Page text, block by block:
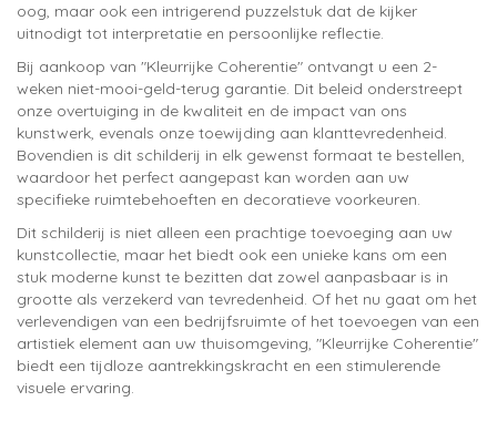
oog, maar ook een intrigerend puzzelstuk dat de kijker
uitnodigt tot interpretatie en persoonlijke reflectie.
Bij aankoop van "Kleurrijke Coherentie" ontvangt u een 2-
weken niet-mooi-geld-terug garantie. Dit beleid onderstreept
onze overtuiging in de kwaliteit en de impact van ons
kunstwerk, evenals onze toewijding aan klanttevredenheid.
Bovendien is dit schilderij in elk gewenst formaat te bestellen,
waardoor het perfect aangepast kan worden aan uw
specifieke ruimtebehoeften en decoratieve voorkeuren.
Dit schilderij is niet alleen een prachtige toevoeging aan uw
kunstcollectie, maar het biedt ook een unieke kans om een
stuk moderne kunst te bezitten dat zowel aanpasbaar is in
grootte als verzekerd van tevredenheid. Of het nu gaat om het
verlevendigen van een bedrijfsruimte of het toevoegen van een
artistiek element aan uw thuisomgeving, "Kleurrijke Coherentie"
biedt een tijdloze aantrekkingskracht en een stimulerende
visuele ervaring.